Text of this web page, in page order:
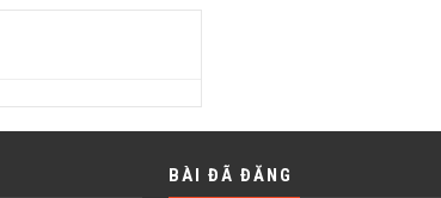
BÀI ĐÃ ĐĂNG